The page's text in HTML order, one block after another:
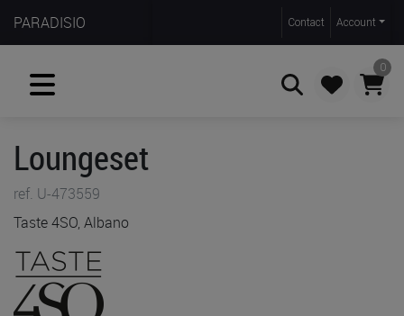
PARADISIO Contact Account
0
Loungeset
ref. U-473559
Taste 4SO, Albano